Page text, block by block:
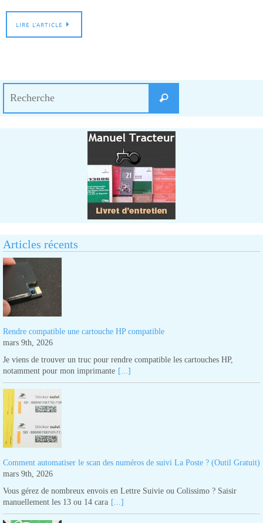
LIRE L’ARTICLE
Recherche
Articles récents
Rendre compatible une cartouche HP compatible
mars 9th, 2026
Je viens de trouver un truc pour rendre compatible les cartouches HP,
notamment pour mon imprimante [...]
Comment automatiser le scan des numéros de suivi La Poste ? (Outil Gratuit)
mars 9th, 2026
Vous gérez de nombreux envois en Lettre Suivie ou Colissimo ? Saisir
manuellement les 13 ou 14 cara [...]